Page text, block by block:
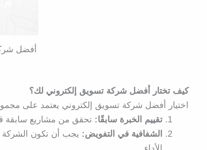
أفضل
كيف تختار أفضل شركة تسويق إلكتروني لك؟
اختيار أفضل شركة تسويق إلكتروني يعتمد على
تقييم الخبرة سابقًا: تحقق من مشاريع سابقة
الشفافية في التفويض: يجب أن تكون الشركة